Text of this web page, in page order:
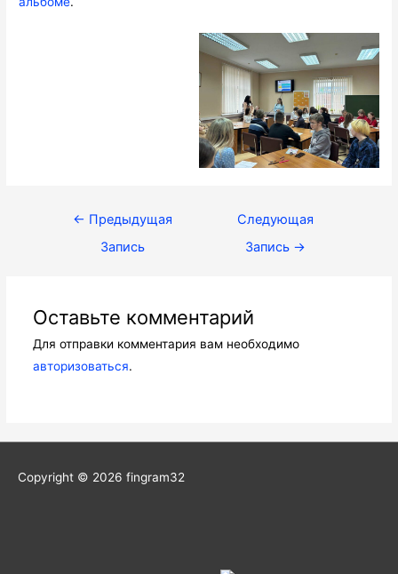
Навигация
← Предыдущая
Запись
Следующая
Запись →
Оставьте комментарий
Для отправки комментария вам необходимо
авторизоваться.
Copyright © 2026 fingram32